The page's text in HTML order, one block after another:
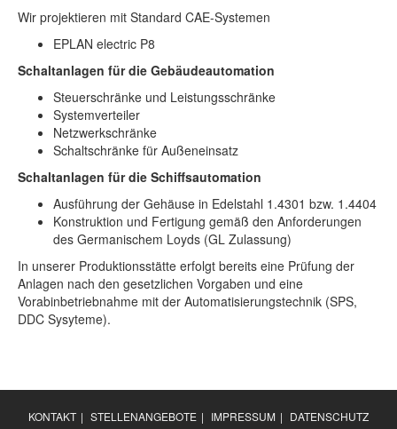
Wir projektieren mit Standard CAE-Systemen
EPLAN electric P8
Schaltanlagen für die Gebäudeautomation
Steuerschränke und Leistungsschränke
Systemverteiler
Netzwerkschränke
Schaltschränke für Außeneinsatz
Schaltanlagen für die Schiffsautomation
Ausführung der Gehäuse in Edelstahl 1.4301 bzw. 1.4404
Konstruktion und Fertigung gemäß den Anforderungen
des Germanischem Loyds (GL Zulassung)
In unserer Produktionsstätte erfolgt bereits eine Prüfung der
Anlagen nach den gesetzlichen Vorgaben und eine
Vorabinbetriebnahme mit der Automatisierungstechnik (SPS,
DDC Sysyteme).
KONTAKT | STELLENANGEBOTE | IMPRESSUM | DATENSCHUTZ